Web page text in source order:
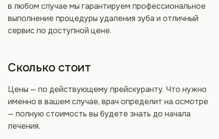
в любом случае мы гарантируем профессиональное
выполнение процедуры удаления зуба и отличный
сервис по доступной цене.
Сколько стоит
Цены — по действующему прейскуранту. Что нужно
именно в вашем случае, врач определит на осмотре
— полную стоимость вы будете знать до начала
лечения.